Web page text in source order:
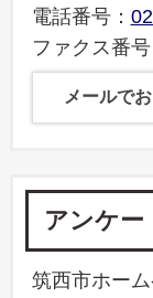
電話番号：
ファクス番
メールで
アンケー
筑西市ホー